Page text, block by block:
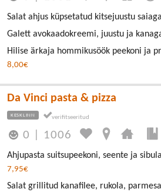
Salat ahjus küpsetatud kitsejuustu
Galett avokaadokreemi, juustu ja
Hilise ärkaja hommikusöök peekoni ja
8,00€
Da Vinci pasta & pizza
KESKLINN
0 1006
Ahjupasta suitsupeekoni, seente ja
7,95€
Salat grillitud kanafilee, rukola,